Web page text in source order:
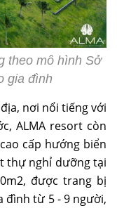
theo mô hình Sở
gia đình
nơi nổi tiếng với
ALMA resort còn
cấp hướng biển
thự nghỉ dưỡng tại
được trang bị
đình từ 5 - 9 người,